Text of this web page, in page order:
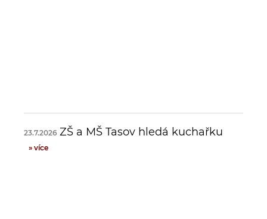
23.7.2026 ZŠ a MŠ Tasov hledá kuchařku
» více